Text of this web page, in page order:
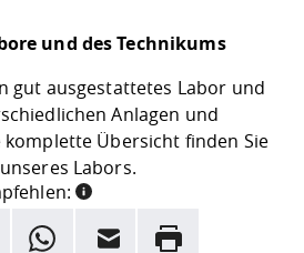
und des Technikums
gut ausgestattetes Labor und
Anlagen und
komplette Übersicht finden Sie
Labors.
WhatsappE-Mail Drucken